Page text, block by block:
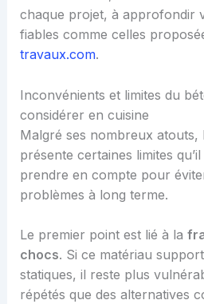
chaque projet, à approfondir
fiables comme celles
travaux.com.
Inconvénients et limites du
considérer en cuisine
Malgré ses nombreux atouts,
présente certaines limites
prendre en compte pour
problèmes à long terme.
Le premier point est lié à la
chocs. Si ce matériau
statiques, il reste plus
répétés que des alternatives